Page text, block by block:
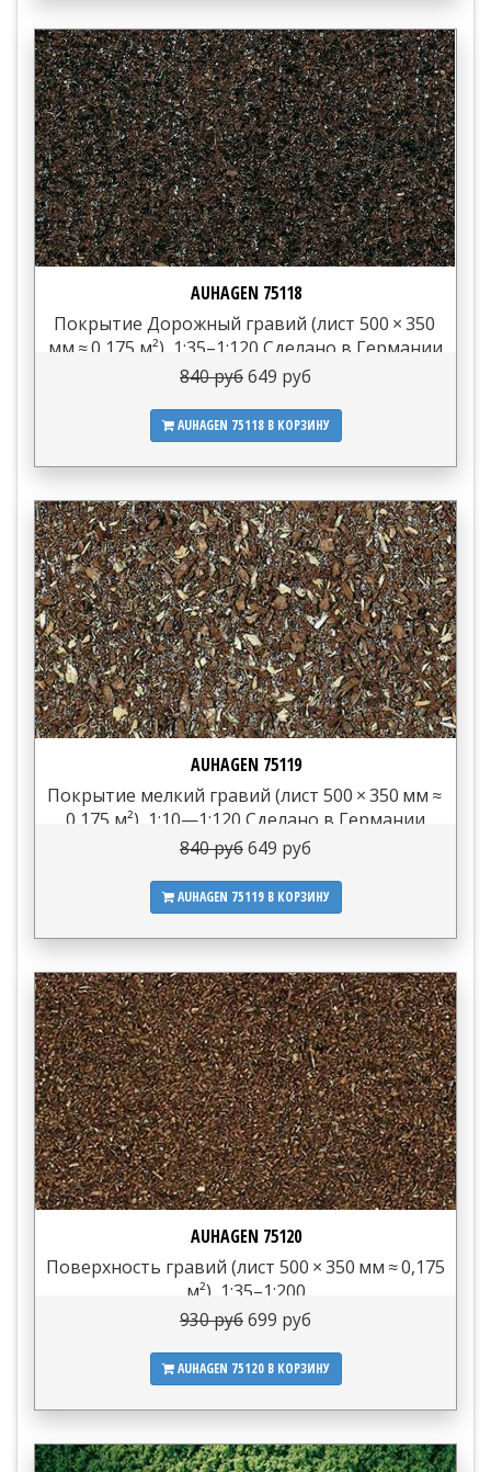
AUHAGEN 75118
Покрытие Дорожный гравий (лист 500 × 350
мм ≈ 0,175 м²), 1:35–1:120 Сделано в Германии
840 руб649 руб
AUHAGEN 75118 В КОРЗИНУ
AUHAGEN 75119
Покрытие мелкий гравий (лист 500 × 350 мм ≈
0,175 м²), 1:10—1:120 Сделано в Германии
840 руб649 руб
AUHAGEN 75119 В КОРЗИНУ
AUHAGEN 75120
Поверхность гравий (лист 500 × 350 мм ≈ 0,175
м²), 1:35–1:200
930 руб699 руб
AUHAGEN 75120 В КОРЗИНУ